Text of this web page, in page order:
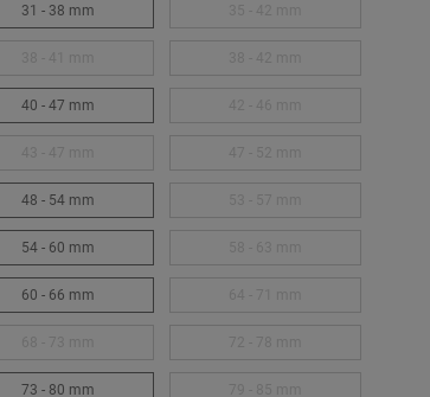
31 - 38 mm
40 - 47 mm
48 - 54 mm
54 - 60 mm
60 - 66 mm
73 - 80 mm